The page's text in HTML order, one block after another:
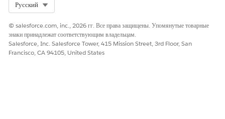
Русский
© salesforce.com, inc., 2026 гг. Все права защищены. Упомянутые товарные
знаки принадлежат соответствующим владельцам.
Salesforce, Inc. Salesforce Tower, 415 Mission Street, 3rd Floor, San
Francisco, CA 94105, United States